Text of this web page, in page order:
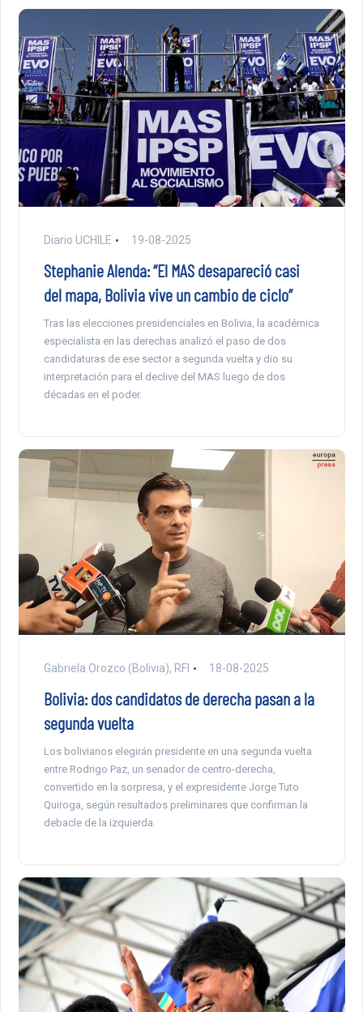
Diario UCHILE 19-08-2025
Stephanie Alenda: “El MAS desapareció casi
del mapa, Bolivia vive un cambio de ciclo”
Tras las elecciones presidenciales en Bolivia, la académica
especialista en las derechas analizó el paso de dos
candidaturas de ese sector a segunda vuelta y dio su
interpretación para el declive del MAS luego de dos
décadas en el poder.
Gabriela Orozco (Bolivia), RFI 18-08-2025
Bolivia: dos candidatos de derecha pasan a la
segunda vuelta
Los bolivianos elegirán presidente en una segunda vuelta
entre Rodrigo Paz, un senador de centro-derecha,
convertido en la sorpresa, y el expresidente Jorge Tuto
Quiroga, según resultados preliminares que confirman la
debacle de la izquierda.